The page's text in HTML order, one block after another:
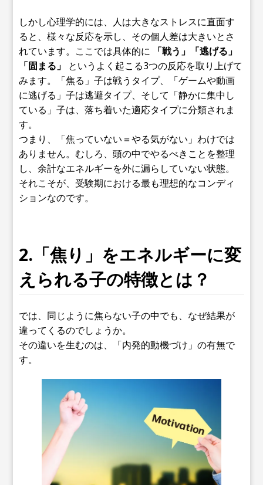
しかし心理学的には、人は大きなストレスに直面す
ると、様々な反応を示し、その個人差は大きいとさ
れています。ここでは具体的に
「戦う」「逃げる」
「固まる」
というよく起こる3つの反応を取り上げて
みます。「焦る」子は戦うタイプ、「ゲームや動画
に逃げる」子は逃避タイプ、そして「静かに集中し
ている」子は、落ち着いた適応タイプに分類されま
す。
つまり、「焦っていない＝やる気がない」わけでは
ありません。むしろ、頭の中でやるべきことを整理
し、余計なエネルギーを外に漏らしていない状態。
それこそが、受験期における最も理想的なコンディ
ションなのです。
2.「焦り」をエネルギーに変
えられる子の特徴とは？
では、同じように焦らない子の中でも、なぜ結果が
違ってくるのでしょうか。
その違いを生むのは、「内発的動機づけ」の有無で
す。